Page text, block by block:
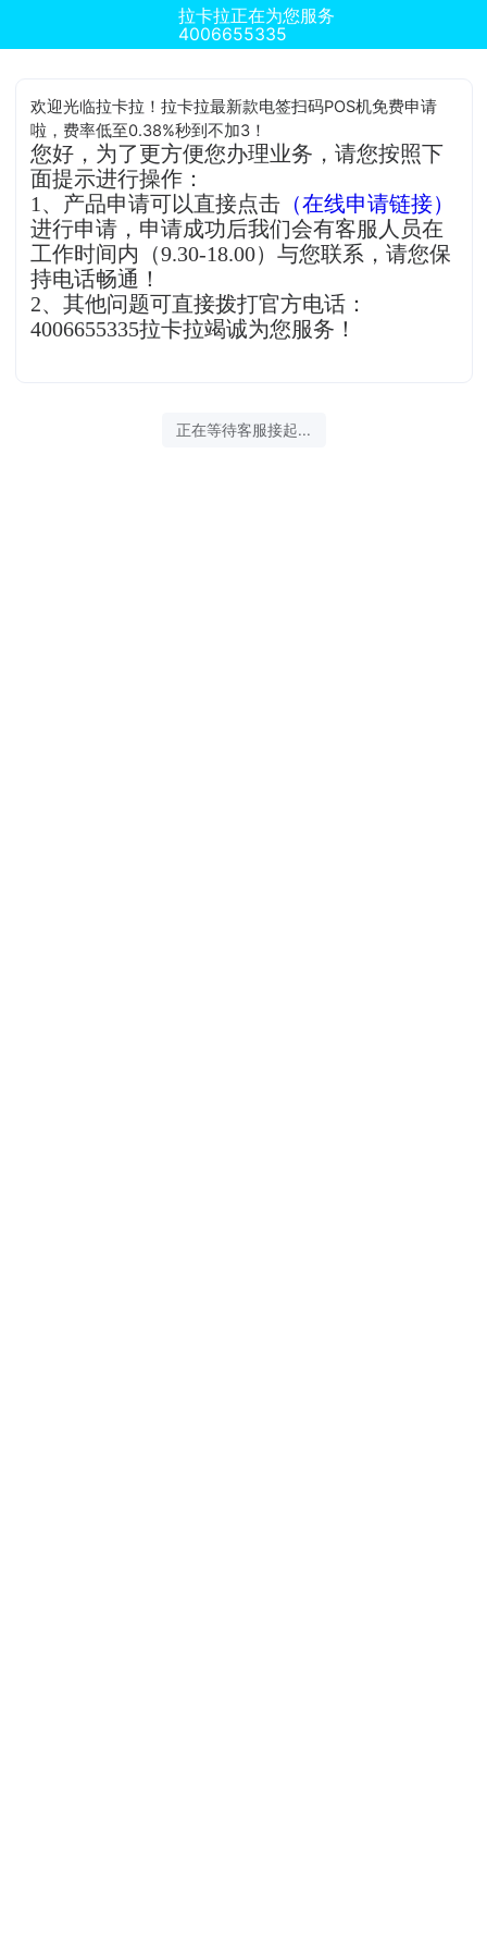
拉卡拉正在为您服务
4006655335
欢迎光临拉卡拉！拉卡拉最新款电签扫码POS机免费申请
啦，费率低至0.38%秒到不加3！
您好，为了更方便您办理业务，请您按照下
面提示进行操作：
1、产品申请可以直接点击 （在线申请链接）
进行申请，申请成功后我们会有客服人员在
工作时间内（9.30-18.00）与您联系，请您保
持电话畅通！
2、其他问题可直接拨打官方电话：
4006655335拉卡拉竭诚为您服务！
正在等待客服接起...